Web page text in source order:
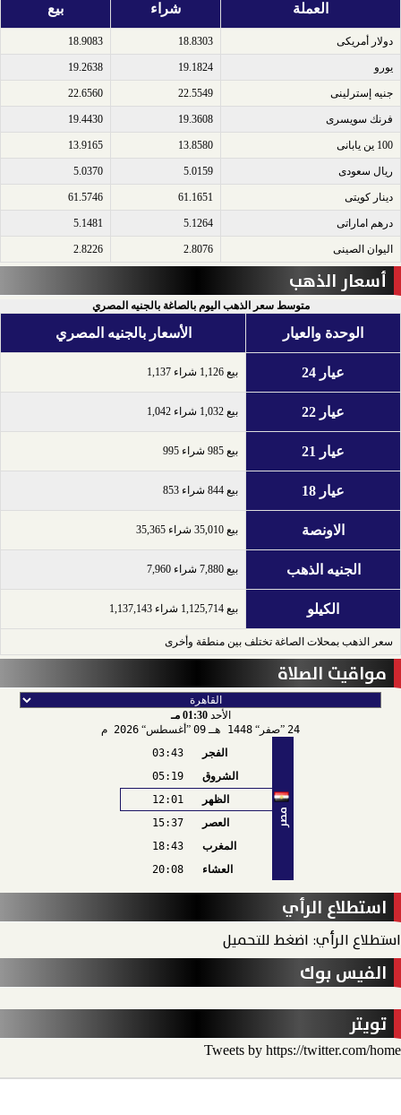
العملة شراء بيع
دولار أمريكى​ 18.8303
18.9083
يورو​ 19.1824
19.2638
جنيه إسترلينى​ 22.5549
22.6560
فرنك سويسرى​ 19.3608
19.4430
100 ين يابانى​ 13.8580
13.9165
ريال سعودى​ 5.0159
5.0370
دينار كويتى​ 61.1651
61.5746
درهم اماراتى​ 5.1264
5.1481
اليوان الصينى​ 2.8076
2.8226
أسعار الذهب
متوسط سعر الذهب اليوم بالصاغة بالجنيه المصري
الوحدة والعيار الأسعار بالجنيه المصري
عيار 24 بيع 1,126 شراء 1,137
عيار 22 بيع 1,032 شراء 1,042
عيار 21 بيع 985 شراء 995
عيار 18 بيع 844 شراء 853
الاونصة بيع 35,010 شراء 35,365
الجنيه الذهب بيع 7,880 شراء 7,960
الكيلو بيع 1,125,714 شراء 1,137,143
سعر الذهب بمحلات الصاغة تختلف بين منطقة وأخرى
مواقيت الصلاة
الأحد01:30 مـ
24 صفر 1448 هـ 09 أغسطس 2026 م
مصر
الفجر
03:43
الشروق
05:19
الظهر
12:01
العصر
15:37
المغرب
18:43
العشاء
20:08
استطلاع الرأي
استطلاع الرأي: اضغط للتحميل
الفيس بوك
تويتر
Tweets by https://twitter.com/home